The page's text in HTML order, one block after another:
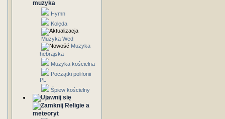
muzyka
Hymn
Kolęda
Muzyka Wed
Muzyka
hebrajska
Muzyka kościelna
Początki polifonii
PL
Śpiew kościelny
Religie a
meteoryt